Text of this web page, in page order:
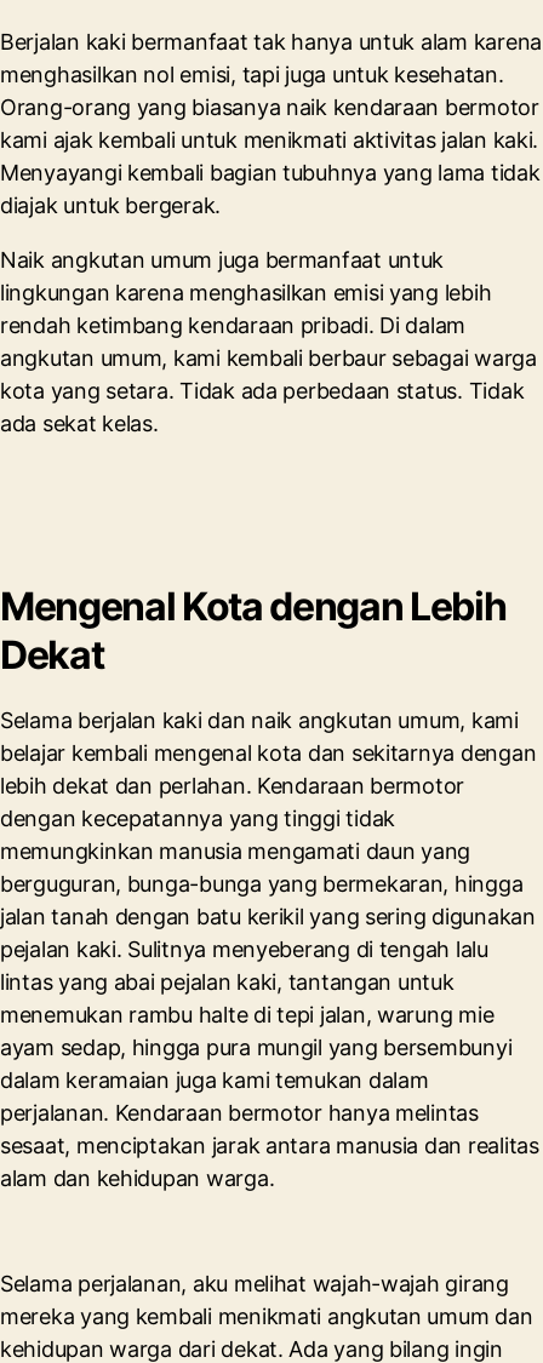
Berjalan kaki bermanfaat tak hanya untuk alam karena
menghasilkan nol emisi, tapi juga untuk kesehatan.
Orang-orang yang biasanya naik kendaraan bermotor
kami ajak kembali untuk menikmati aktivitas jalan kaki.
Menyayangi kembali bagian tubuhnya yang lama tidak
diajak untuk bergerak.
Naik angkutan umum juga bermanfaat untuk
lingkungan karena menghasilkan emisi yang lebih
rendah ketimbang kendaraan pribadi. Di dalam
angkutan umum, kami kembali berbaur sebagai warga
kota yang setara. Tidak ada perbedaan status. Tidak
ada sekat kelas.
Mengenal Kota dengan Lebih
Dekat
Selama berjalan kaki dan naik angkutan umum, kami
belajar kembali mengenal kota dan sekitarnya dengan
lebih dekat dan perlahan. Kendaraan bermotor
dengan kecepatannya yang tinggi tidak
memungkinkan manusia mengamati daun yang
berguguran, bunga-bunga yang bermekaran, hingga
jalan tanah dengan batu kerikil yang sering digunakan
pejalan kaki. Sulitnya menyeberang di tengah lalu
lintas yang abai pejalan kaki, tantangan untuk
menemukan rambu halte di tepi jalan, warung mie
ayam sedap, hingga pura mungil yang bersembunyi
dalam keramaian juga kami temukan dalam
perjalanan. Kendaraan bermotor hanya melintas
sesaat, menciptakan jarak antara manusia dan realitas
alam dan kehidupan warga.
Selama perjalanan, aku melihat wajah-wajah girang
mereka yang kembali menikmati angkutan umum dan
kehidupan warga dari dekat. Ada yang bilang ingin